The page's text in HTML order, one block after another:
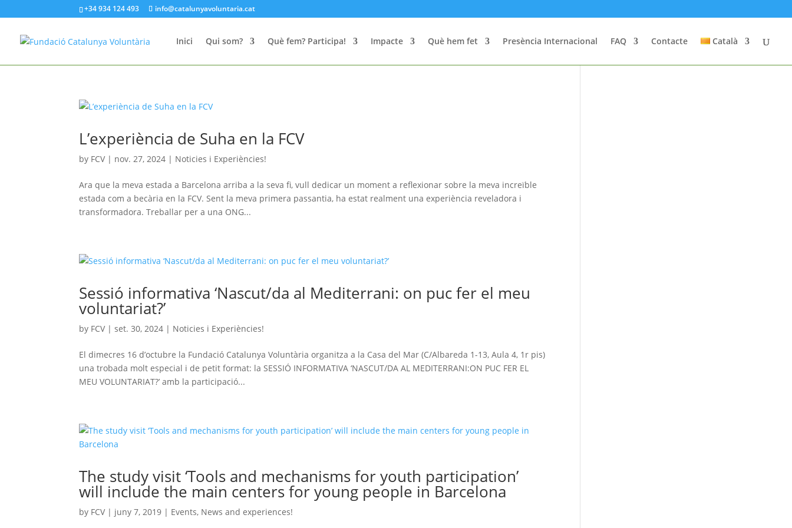
+34 934 124 493 info@catalunyavoluntaria.cat
Inici Qui som? Què fem? Participa! Impacte Què hem fet Presència Internacional FAQ Contacte Català
L’experiència de Suha en la FCV
by FCV | nov. 27, 2024 | Noticies i Experiències!
Ara que la meva estada a Barcelona arriba a la seva fi, vull dedicar un moment a reflexionar sobre la meva increïble
estada com a becària en la FCV. Sent la meva primera passantia, ha estat realment una experiència reveladora i
transformadora. Treballar per a una ONG...
Sessió informativa ‘Nascut/da al Mediterrani: on puc fer el meu
voluntariat?’
by FCV |set. 30, 2024 | Noticies i Experiències!
El dimecres 16 d’octubre la Fundació Catalunya Voluntària organitza a la Casa del Mar (C/Albareda 1-13, Aula 4, 1r pis)
una trobada molt especial i de petit format: la SESSIÓ INFORMATIVA ‘NASCUT/DA AL MEDITERRANI:ON PUC FER EL
MEU VOLUNTARIAT?’ amb la participació...
The study visit ‘Tools and mechanisms for youth participation’
will include the main centers for young people in Barcelona
by FCV | juny 7, 2019 | Events, News and experiences!